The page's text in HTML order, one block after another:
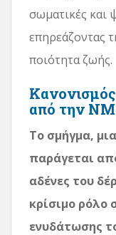
σωματικές και
επηρεάζοντας
ποιότητα ζωής.
από την
Το σμήγμα,
παράγεται
αδένες του
κρίσιμο ρόλο
ενυδάτωσης